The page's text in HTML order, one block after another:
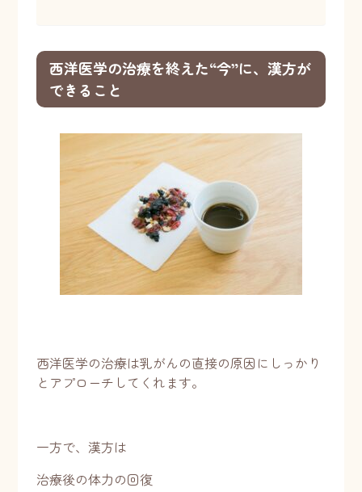
西洋医学の治療を終えた“今”に、漢方が
できること
西洋医学の治療は乳がんの直接の原因にしっかり
とアプローチしてくれます。
一方で、漢方は
治療後の体力の回復